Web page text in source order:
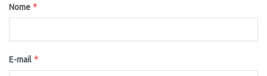
Nome *
E-mail *